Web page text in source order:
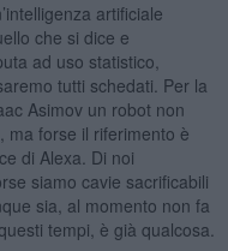
artificiale
che si dice e
ad uso statistico,
tutti schedati. Per la
Asimov un robot non
ma forse il riferimento è
di Alexa. Di noi
siamo cavie sacrificabili
sia, al momento non fa
tempi, è già qualcosa.